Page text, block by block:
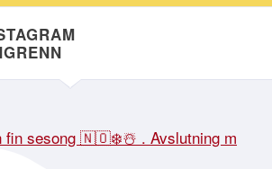
fin sesong 🇳🇴❄️☃️ . Avslutning m